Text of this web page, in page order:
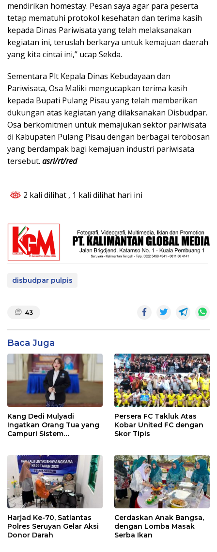
mendirikan homestay. Pesan saya agar para peserta
tetap mematuhi protokol kesehatan dan terima kasih
kepada Dinas Pariwisata yang telah melaksanakan
kegiatan ini, teruslah berkarya untuk kemajuan daerah
yang kita cintai ini,” ucap Sekda.
Sementara Plt Kepala Dinas Kebudayaan dan
Pariwisata, Osa Maliki mengucapkan terima kasih
kepada Bupati Pulang Pisau yang telah memberikan
dukungan atas kegiatan yang dilaksanakan Disbudpar.
Osa berkomitmen untuk memajukan sektor pariwisata
di Kabupaten Pulang Pisau dengan berbagai terobosan
yang berdampak bagi kemajuan industri pariwisata
tersebut. asri/rt/red
2 kali dilihat , 1 kali dilihat hari ini
disbudpar pulpis
43
Baca Juga
Kang Dedi Mulyadi
Ingatkan Orang Tua yang
Campuri Sistem
Etika Hukum Pendidikan
Persera FC Takluk Atas
Kobar United FC dengan
Skor Tipis
Harjad Ke-70, Satlantas
Polres Seruyan Gelar Aksi
Donor Darah
Cerdaskan Anak Bangsa,
dengan Lomba Masak
Serba Ikan